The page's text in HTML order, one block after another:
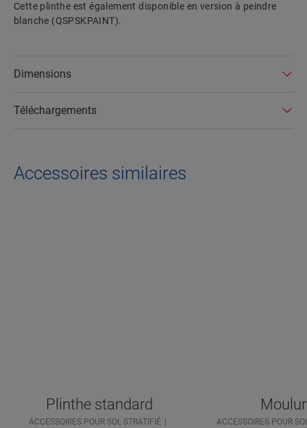
Cette plinthe est également disponible en version à peindre
blanche (QSPSKPAINT).
Dimensions
Téléchargements
Accessoires similaires
Plinthe standard
ACCESSOIRES POUR SOL STRATIFIÉ
ACCESSOIRES POUR